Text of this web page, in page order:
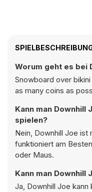
Worum geht es bei
Snowboard over
as many coins as
Kann man Downhill
spielen?
Nein, Downhill Joe
funktioniert am
oder Maus.
Kann man Downhill
Ja, Downhill Joe